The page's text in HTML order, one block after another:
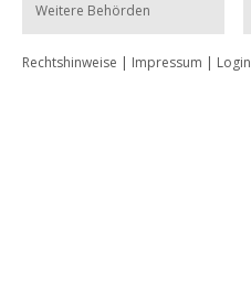
Weitere Behörden
Rechtshinweise | Impressum | Login